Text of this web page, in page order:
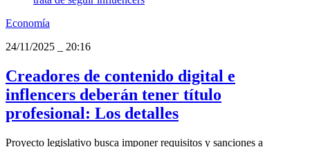
Economía
24/11/2025
20:16
Creadores de contenido digital e
inflencers deberán tener título
profesional: Los detalles
Proyecto legislativo busca imponer requisitos y sanciones a